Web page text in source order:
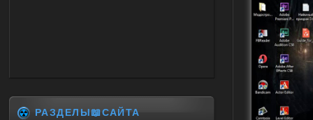
РАЗДЕЛЫ📖САЙТА